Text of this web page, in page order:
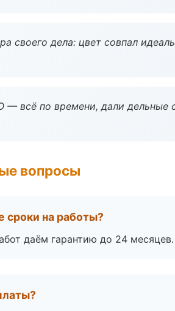
своего дела: цвет совпал
— всё по времени, дали
вопросы
сроки на работы?
даём гарантию до 24